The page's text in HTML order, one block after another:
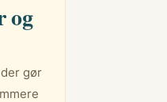
og
gør